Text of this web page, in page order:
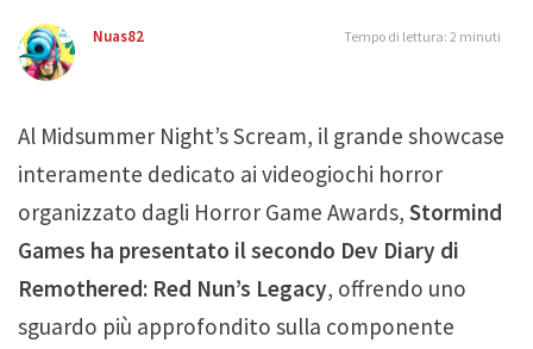
Nuas82 Tempo di lettura: 2 minuti
Al Midsummer Night’s Scream, il grande showcase
interamente dedicato ai videogiochi horror
organizzato dagli Horror Game Awards, Stormind
Games ha presentato il secondo Dev Diary di
Remothered: Red Nun’s Legacy, offrendo uno
sguardo più approfondito sulla componente